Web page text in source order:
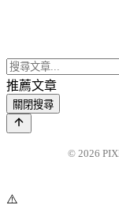
推薦文章
關閉搜尋
© 2026
⚠️